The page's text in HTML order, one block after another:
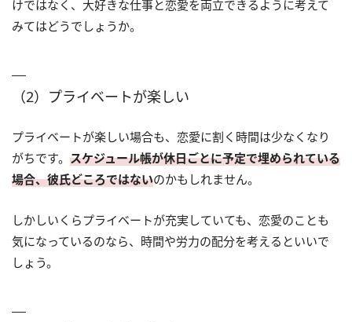
けではなく、大好きな仕事と恋愛を両立できるように考えて
みてはどうでしょうか。
（2）プライベートが楽しい
プライベートが楽しい場合も、恋愛に割く時間は少なくなり
がちです。 スケジュール帳が休日ごとに予定で埋められている
場合、彼氏どころではないのかもしれません。
しかしいくらプライベートが充実していても、恋愛のことも
気になっているのなら、時間や労力の配分を考えるといいで
しょう。